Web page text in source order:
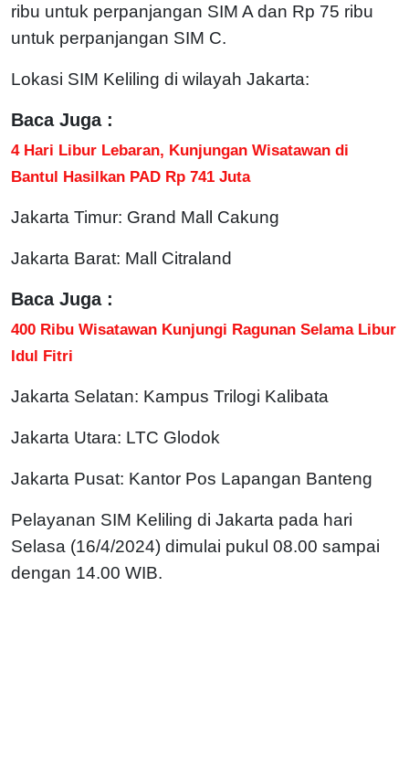
ribu untuk perpanjangan SIM A dan Rp 75 ribu
untuk perpanjangan SIM C.
Lokasi SIM Keliling di wilayah Jakarta:
Baca Juga :
4 Hari Libur Lebaran, Kunjungan Wisatawan di
Bantul Hasilkan PAD Rp 741 Juta
Jakarta Timur: Grand Mall Cakung
Jakarta Barat: Mall Citraland
Baca Juga :
400 Ribu Wisatawan Kunjungi Ragunan Selama Libur
Idul Fitri
Jakarta Selatan: Kampus Trilogi Kalibata
Jakarta Utara: LTC Glodok
Jakarta Pusat: Kantor Pos Lapangan Banteng
Pelayanan SIM Keliling di Jakarta pada hari
Selasa (16/4/2024) dimulai pukul 08.00 sampai
dengan 14.00 WIB.